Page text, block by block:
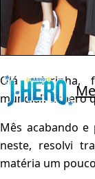
Olá galerinha,
mundial? Espero
Mês acabando
neste, resolvi
matéria um